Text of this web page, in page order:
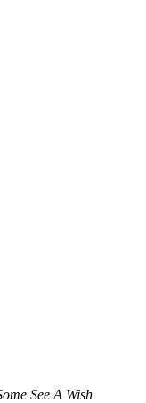
See A Wish